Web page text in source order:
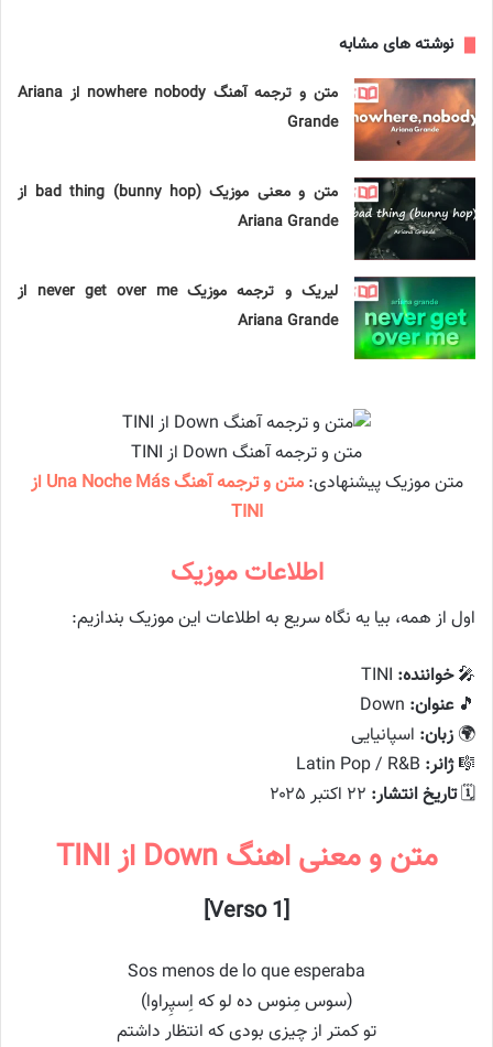
نوشته های مشابه
متن و ترجمه آهنگ nowhere nobody از Ariana
Grande
متن و معنی موزیک bad thing (bunny hop) از
Ariana Grande
لیریک و ترجمه موزیک never get over me از
Ariana Grande
متن و ترجمه آهنگ Down از TINI
متن موزیک پیشنهادی:
متن و ترجمه آهنگ Una Noche Más از
TINI
اطلاعات موزیک
اول از همه، بیا یه نگاه سریع به اطلاعات این موزیک بندازیم:
🎤خواننده:
🎵عنوان:
🌍 زبان: اسپانیایی
🎼ژانر:
🗓️تاریخ انتشار:
متن و معنی اهنگ Down از TINI
[Verso 1]
Sos menos de lo que esperaba
(سوس مِنوس ده لو که اِسپِراوا)
تو کمتر از چیزی بودی که انتظار داشتم